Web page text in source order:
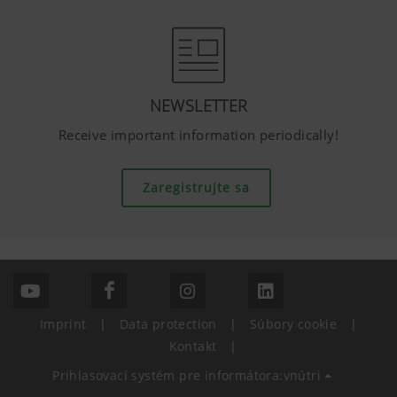
NEWSLETTER
Receive important information periodically!
Zaregistrujte sa
Imprint | Data protection | Súbory cookie
|
Kontakt
|
Prihlasovací systém pre informátora:vnútri